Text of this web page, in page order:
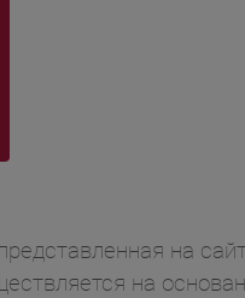
на
на